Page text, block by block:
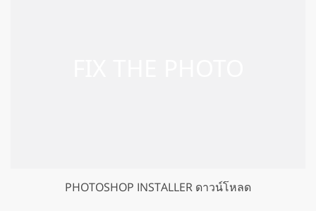
PHOTOSHOP INSTALLER ดาวน์โหลด